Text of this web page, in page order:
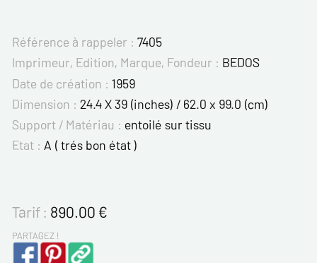
Référence à rappeler : 7405
Imprimeur, Edition, Marque, Fondeur : BEDOS
Date de création : 1959
Dimension : 24.4 X 39 (inches) / 62.0 x 99.0 (cm)
Support / Matériau : entoilé sur tissu
Etat : A ( trés bon état )
Tarif : 890.00€
PARTAGEZ !